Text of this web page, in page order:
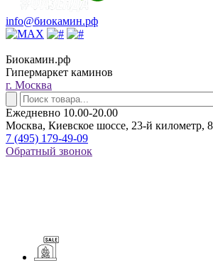
info@биокамин.рф
Биокамин.рф
Гипермаркет каминов
г. Москва
Ежедневно 10.00-20.00
Москва, Киевское шоссе, 23-й
7 (495) 179-49-09
Обратный звонок